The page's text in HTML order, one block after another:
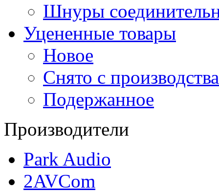
Шнуры
Уцененные товары
Новое
Снято с производства
Подержанное
Производители
Park Audio
2AVCom